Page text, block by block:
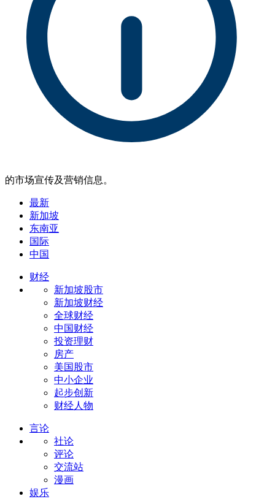
的市场宣传及营销信息。
最新
新加坡
东南亚
国际
中国
财经
新加坡股市
新加坡财经
全球财经
中国财经
投资理财
房产
美国股市
中小企业
起步创新
财经人物
言论
社论
评论
交流站
漫画
娱乐